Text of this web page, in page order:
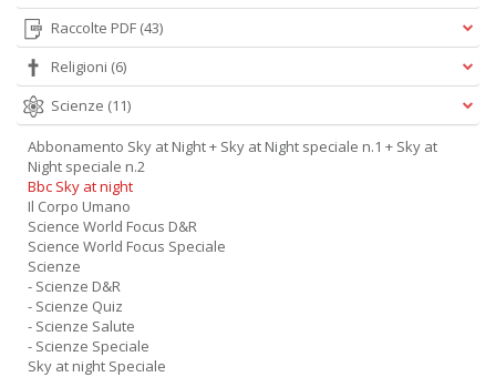
Raccolte PDF (43)
Religioni (6)
Scienze (11)
Abbonamento Sky at Night + Sky at Night speciale n.1 + Sky at
Night speciale n.2
Bbc Sky at night
Il Corpo Umano
Science World Focus D&R
Science World Focus Speciale
Scienze
- Scienze D&R
- Scienze Quiz
- Scienze Salute
- Scienze Speciale
Sky at night Speciale